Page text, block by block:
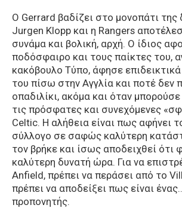
Ο Gerrard βαδίζει στο μονοπάτι της
Jurgen Klopp και η Rangers
συνάμα και βολική, αρχή. Ο ίδιος
ποδόσφαιρο και τους παίκτες του,
κακόβουλο Τύπο, άφησε επιδεικτικά
του πίσω στην Αγγλία και ποτέ δεν
οπαδιλίκι, ακόμα και όταν
τις πρόσφατες και συνεχόμενες
Celtic. Η αλήθεια είναι πως αφήνει
σύλλογο σε σαφώς καλύτερη
τον βρήκε και ίσως αποδειχθεί ότι
καλύτερη δυνατή ώρα. Για να
Anfield, πρέπει να περάσει από το
πρέπει να αποδείξει πως είναι
προπονητής.